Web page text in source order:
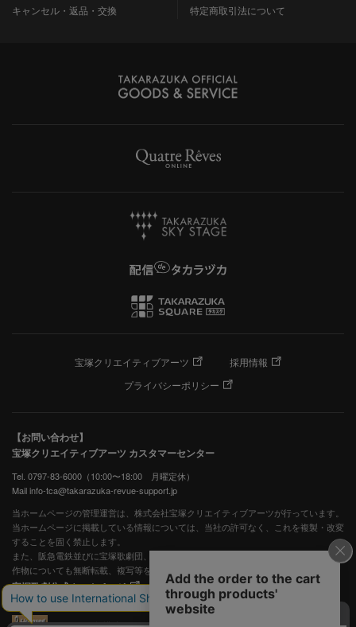
キャンセル・返品・交換
特定商取引法について
宝塚クリエイティブアーツ
採用情報
プライバシーポリシー
【お問い合わせ】
宝塚クリエイティブアーツ カスタマーセンター
Tel. 0797-83-6000（10:00〜18:00 月曜定休）
Mail info-tca@takarazuka-revue-support.jp
当ホームページの管理運営は、株式会社宝塚クリエイティブアーツが行っています。
当ホームページに掲載している情報については、当社の許可なく、これを複製・改変
することを固く禁止します。
また、阪急電鉄並びに宝塚歌劇団、宝塚クリエイティブアーツの出版物ほか写真等著
作物についても無断転載、複写等を禁じます。
宝塚歌劇公式ホームページ